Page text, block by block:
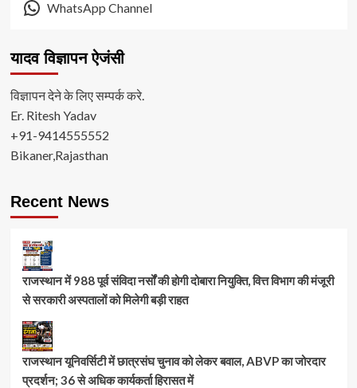
WhatsApp Channel
यादव विज्ञापन ऐजंसी
विज्ञापन देने के लिए सम्पर्क करे.
Er. Ritesh Yadav
+91-9414555552
Bikaner,Rajasthan
Recent News
राजस्थान में 988 पूर्व संविदा नर्सों की होगी दोबारा नियुक्ति, वित्त विभाग की मंजूरी
से सरकारी अस्पतालों को मिलेगी बड़ी राहत
राजस्थान यूनिवर्सिटी में छात्रसंघ चुनाव को लेकर बवाल, ABVP का जोरदार
प्रदर्शन; 36 से अधिक कार्यकर्ता हिरासत में